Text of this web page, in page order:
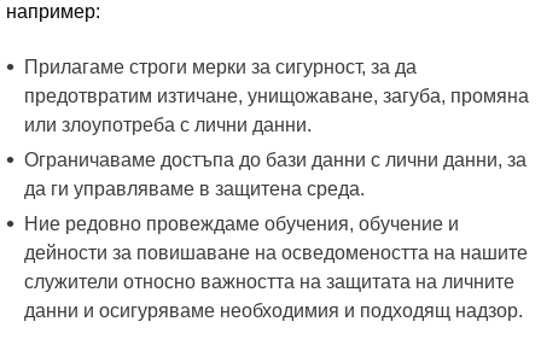
например:
Прилагаме строги мерки за сигурност, за да
предотвратим изтичане, унищожаване, загуба, промяна
или злоупотреба с лични данни.
Ограничаваме достъпа до бази данни с лични данни, за
да ги управляваме в защитена среда.
Ние редовно провеждаме обучения, обучение и
дейности за повишаване на осведомеността на нашите
служители относно важността на защитата на личните
данни и осигуряваме необходимия и подходящ надзор.